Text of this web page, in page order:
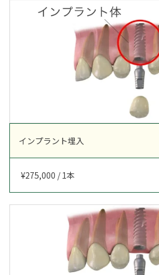
インプラント埋入
¥275,000 / 1本